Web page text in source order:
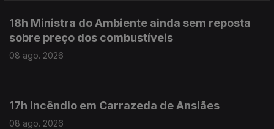
18h Ministra do Ambiente ainda sem reposta
sobre preço dos combustíveis
08 ago. 2026
17h Incêndio em Carrazeda de Ansiães
08 ago. 2026